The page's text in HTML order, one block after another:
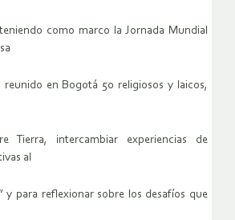
como marco la Jornada Mundial
reunido en Bogotá 50 religiosos y laicos,
Tierra, intercambiar experiencias de
al
y para reflexionar sobre los desafíos que